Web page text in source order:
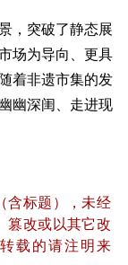
，突破了静态展
场为导向、更具
着非遗市集的发
幽深闺、走进现
含标题），未经
篡改或以其它改
载的请注明来